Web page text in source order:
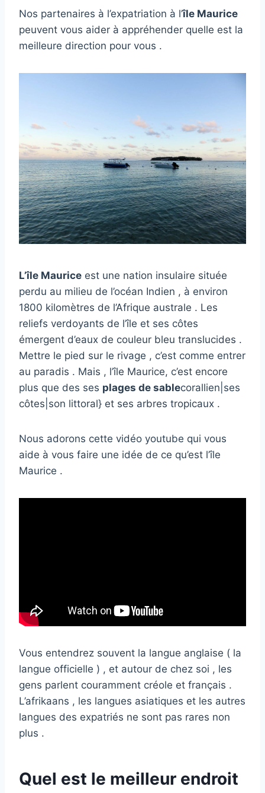
Nos partenaires à l’expatriation à l’île Maurice
peuvent vous aider à appréhender quelle est la
meilleure direction pour vous .
L’île Maurice est une nation insulaire située
perdu au milieu de l’océan Indien , à environ
1800 kilomètres de l’Afrique australe . Les
reliefs verdoyants de l’île et ses côtes
émergent d’eaux de couleur bleu translucides .
Mettre le pied sur le rivage , c’est comme entrer
au paradis . Mais , l’île Maurice, c’est encore
plus que des ses plages de sablecorallien|ses
côtes|son littoral} et ses arbres tropicaux .
Nous adorons cette vidéo youtube qui vous
aide à vous faire une idée de ce qu’est l’île
Maurice .
Vous entendrez souvent la langue anglaise ( la
langue officielle ) , et autour de chez soi , les
gens parlent couramment créole et français .
L’afrikaans , les langues asiatiques et les autres
langues des expatriés ne sont pas rares non
plus .
Quel est le meilleur endroit